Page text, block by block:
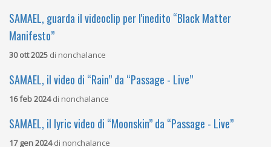
SAMAEL, guarda il videoclip per l'inedito “Black Matter
Manifesto”
30 ott 2025 di nonchalance
SAMAEL, il video di “Rain” da “Passage - Live”
16 feb 2024di nonchalance
SAMAEL, il lyric video di “Moonskin” da “Passage - Live”
17 gen 2024di nonchalance